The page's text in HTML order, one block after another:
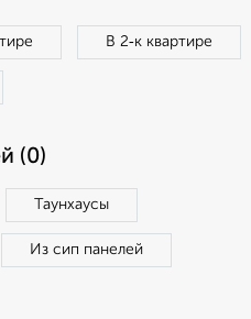
В 2‑к квартире
(0)
Таунхаусы
Из сип панелей